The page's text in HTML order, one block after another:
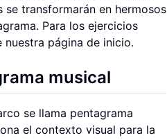
transformarán en hermosos
Para los ejercicios
nuestra página de inicio.
musical
se llama pentagrama
el contexto visual para la